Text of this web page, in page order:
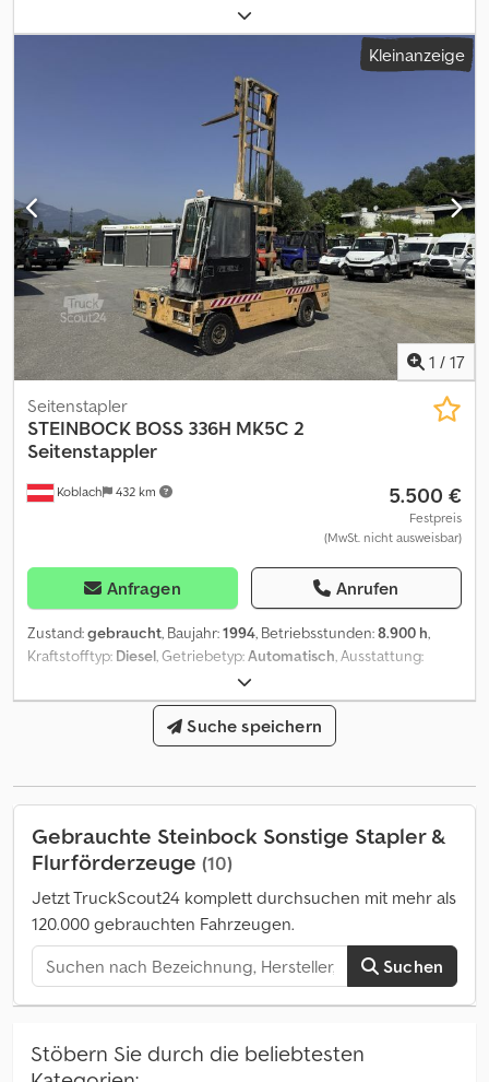
, Ausstattung:
Diesel Stapler mit StVZO das bedeutet er hat Papiere die es
Ihnen ermöglicht auf der Straße offiziell abzuladen er hat eine
feste Kabine Hubkraft von 4000 kg und eine Hubhöhe von 3500
m/m org erst 2156 Std er kann bei uns sofort abgeholt werden
oder wir können Ihnen gegen Aufpreis auch liefern rufen Sie uns
einfach an. Dsdpfxoyxcadj Adqjck
Kleinanzeige
1 / 17
Koblach 432 km
Seitenstapler
STEINBOCK BOSS 336H MK5C 2
Seitenstappler
5.500 €
Festpreis
(MwSt. nicht ausweisbar)
Anfragen Anrufen
Zustand:gebraucht, Baujahr:1994, Betriebsstunden:8.900 h,
Kraftstofftyp: Diesel, Getriebetyp:Automatisch, Ausstattung:
, * Steinbock Boss 336H MK5C 2 * Baujahr
cika 94 * Betriebstunden 9880 * sofort einsatsbereit * Guter
Zustand * Arbeitszeit von Mo bis Fr 07:30-12:00 13:00-18:00,
Samstag 07:30-17:00. * E-Mail: * Tel/ Whatsapp/ Viber: Alexandar Ilic
Suche speichern
Gebrauchte Steinbock Sonstige Stapler &
Flurförderzeuge (10)
Jetzt TruckScout24 komplett durchsuchen mit mehr als
120.000 gebrauchten Fahrzeugen.
Suchen
Stöbern Sie durch die beliebtesten